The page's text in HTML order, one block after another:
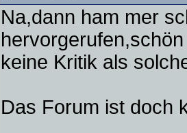
Na,dann ham mer
keine Kritik als
Das Forum ist doch